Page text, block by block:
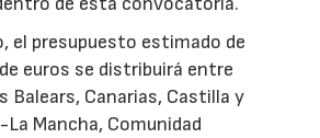
el presupuesto estimado de
euros se distribuirá entre
Balears, Canarias, Castilla y
Mancha, Comunidad